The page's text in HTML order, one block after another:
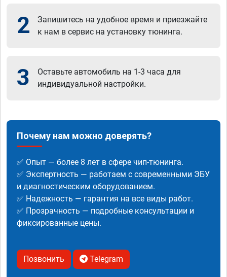
2
Запишитесь на удобное время и приезжайте
к нам в сервис на установку тюнинга.
3
Оставьте автомобиль на 1-3 часа для
индивидуальной настройки.
Почему нам можно доверять?
✅ Опыт — более 8 лет в сфере чип-тюнинга.
✅ Экспертность — работаем с современными ЭБУ
и диагностическим оборудованием.
✅ Надежность — гарантия на все виды работ.
✅ Прозрачность — подробные консультации и
фиксированные цены.
Позвонить Telegram